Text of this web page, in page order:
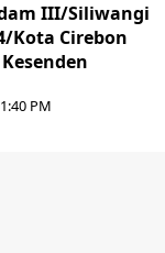
III/Siliwangi
Kota Cirebon
PM